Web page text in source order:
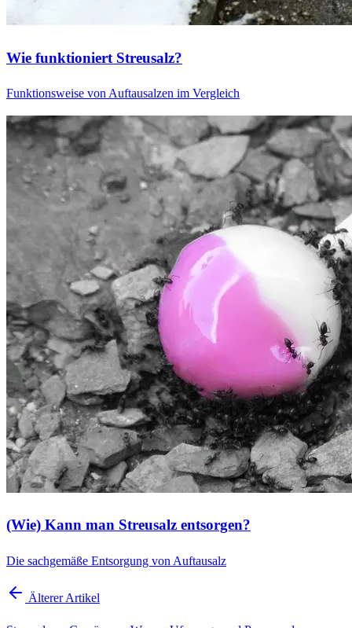
Wie funktioniert Streusalz?
Funktionsweise von Auftausalzen im Vergleich
(Wie) Kann man Streusalz entsorgen?
Die sachgemäße Entsorgung von Auftausalz
Älterer Artikel